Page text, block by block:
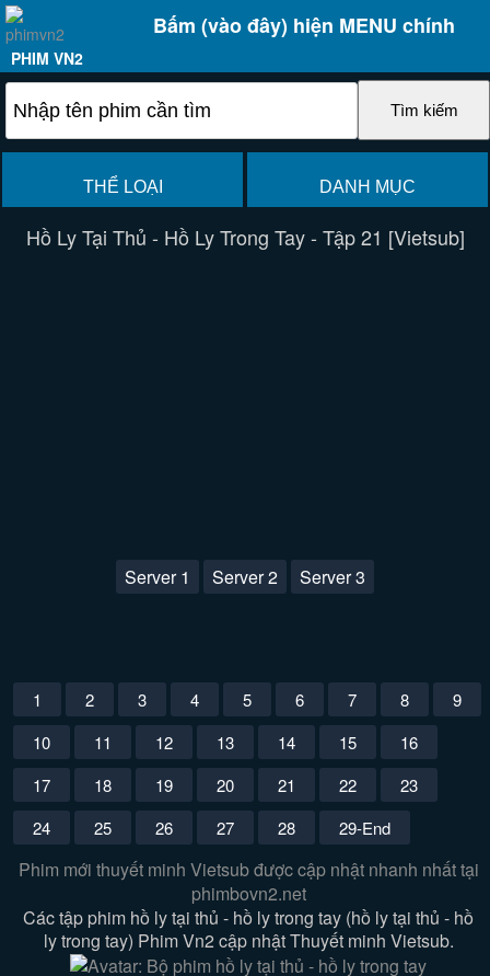
Bấm (vào đây) hiện MENU chính
PHIM VN2
THỂ LOẠI DANH MỤC
Hồ Ly Tại Thủ - Hồ Ly Trong Tay - Tập 21 [Vietsub]
Server 1 Server 2 Server 3
1 2 3 4 5 6 7 8
9
10
11 12 13 14 15
16
17
18 19 20 21 22
23
24
25 26 27 28 29-End
Phim mới thuyết minh Vietsub được cập nhật nhanh nhất tại
phimbovn2.net
Các tập phim hồ ly tại thủ - hồ ly trong tay (hồ ly tại thủ - hồ
ly trong tay) Phim Vn2 cập nhật Thuyết minh Vietsub.